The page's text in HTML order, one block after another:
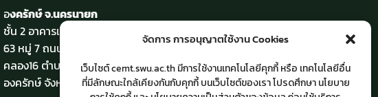
จัดการ การอนุญาตใช้งาน Cookies
เว็บไซต์ cemt.swu.ac.th มีการใช้งานเทคโนโลยีคุกกี้ หรือ เทคโนโลยีอื่น
ที่มีลักษณะใกล้เคียงกันกับคุกกี้ บนเว็บไซต์ของเรา โปรดศึกษา นโยบาย
องครักษ์ จ.นครนายก
ชั้น 2 อาคารเรียนรวม
63 หมู่ 7 ถนนรังสิต-นครนายก
คลอง16 ตำบลองครักษ์ อำเภอ
องครักษ์ จังหวัดนครนายก 26120